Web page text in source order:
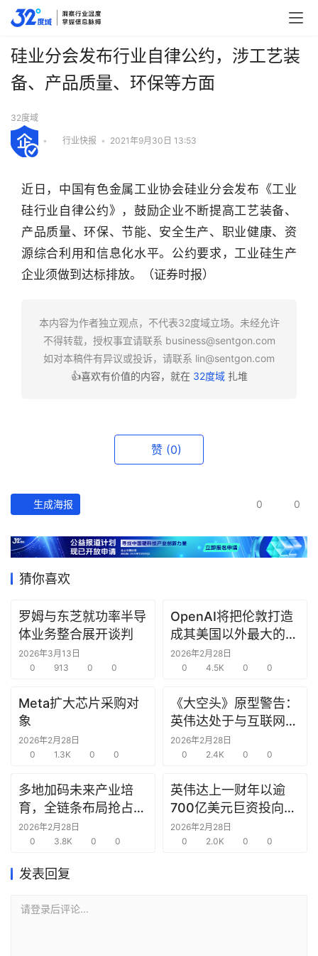
行
深
产
数
研
选
创
投
窗
合
硅业分会发布行业自律公约，涉工艺装
备、产品质量、环保等方面
32度域
• 行业快报 • 2021年9月30日 13:53
近日，中国有色金属工业协会硅业分会发布《工业
硅行业自律公约》，鼓励企业不断提高工艺装备、
产品质量、环保、节能、安全生产、职业健康、资
源综合利用和信息化水平。公约要求，工业硅生产
企业须做到达标排放。（证券时报）
本内容为作者独立观点，不代表32度域立场。未经允许
不得转载，授权事宜请联系 business@sentgon.com
如对本稿件有异议或投诉，请联系 lin@sentgon.com
👍喜欢有价值的内容，就在 32度域扎堆
赞 (0)
生成海报 0 0
猜你喜欢
罗姆与东芝就功率半导
体业务整合展开谈判
2026年3月13日
0
913 0 0
OpenAI将把伦敦打造
成其美国以外最大的研
究中心
2026年2月28日
0
4.5K 0 0
Meta扩大芯片采购对
象
2026年2月28日
0
1.3K 0 0
《大空头》原型警告：
英伟达处于与互联网泡
沫时期思科同样的“危
险境地”
2026年2月28日
0
2.4K 0 0
多地加码未来产业培
育，全链条布局抢占新
赛道先机
2026年2月28日
0
3.8K 0 0
英伟达上一财年以逾
700亿美元巨资投向合
作方，竭力巩固AI芯片
需求
2026年2月28日
0
2.0K 0 0
发表回复
请登录后评论...